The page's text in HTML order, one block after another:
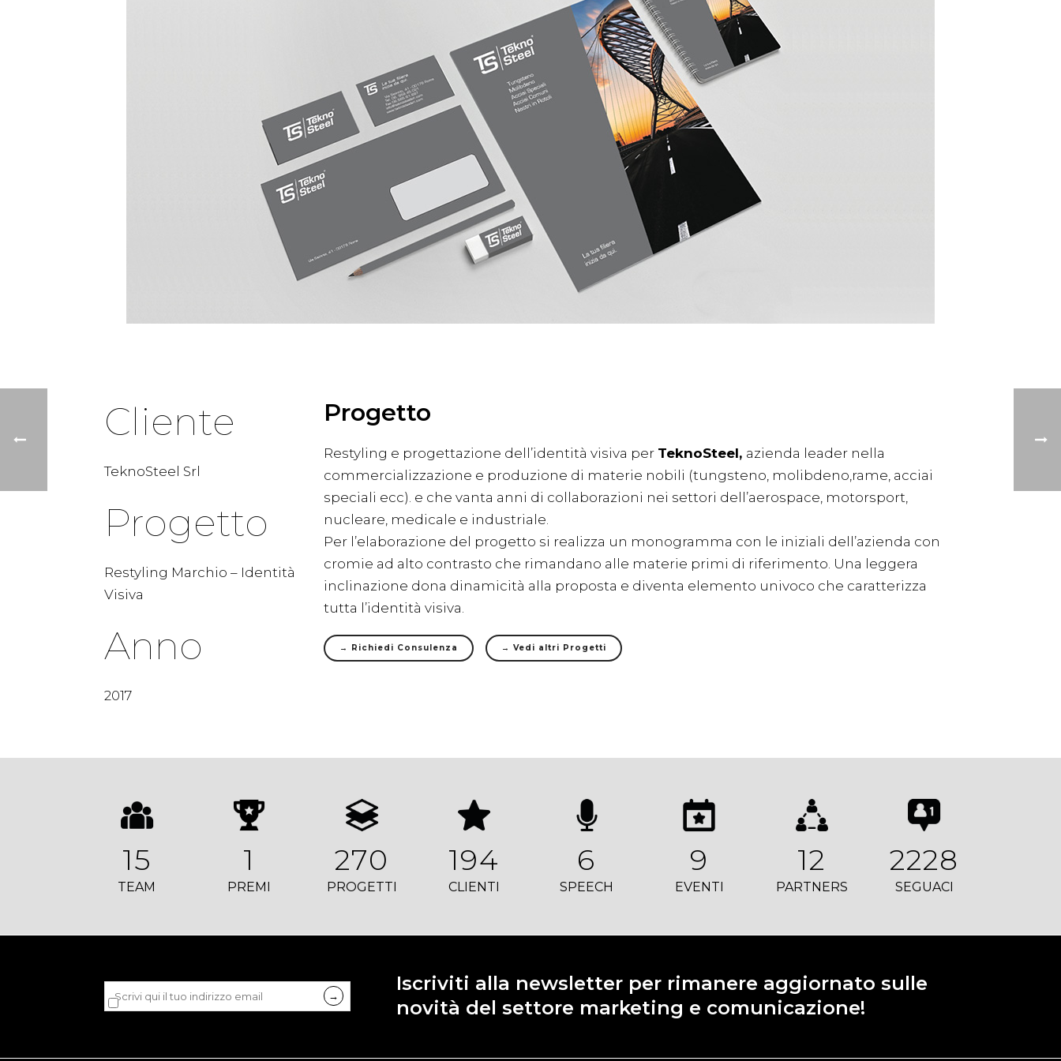
Cliente
TeknoSteel Srl
Progetto
Restyling Marchio – Identità
Visiva
Anno
2017
Progetto
Restyling e progettazione dell’identità visiva per TeknoSteel, azienda leader nella
commercializzazione e produzione di materie nobili (tungsteno, molibdeno,rame, acciai
speciali ecc). e che vanta anni di collaborazioni nei settori dell’aerospace, motorsport,
nucleare, medicale e industriale.
Per l’elaborazione del progetto si realizza un monogramma con le iniziali dell’azienda con
cromie ad alto contrasto che rimandano alle materie primi di riferimento. Una leggera
inclinazione dona dinamicità alla proposta e diventa elemento univoco che caratterizza
tutta l’identità visiva.
→ Richiedi Consulenza → Vedi altri Progetti
15
TEAM
1
PREMI
270
PROGETTI
194
CLIENTI
6
SPEECH
9
EVENTI
12
PARTNERS
2228
SEGUACI
Dichiaro di accettare laprivacy policy
Iscriviti alla newsletter per rimanere aggiornato sulle
novità del settore marketing e comunicazione!